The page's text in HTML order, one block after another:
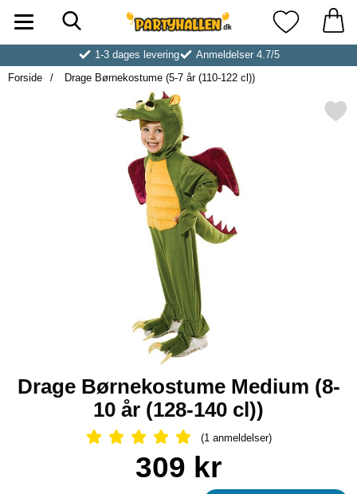
Startside for Partyhallen AB Mine
1-3 dages levering
Anmeldelser 4.7/5
Forside
Drage Børnekostume (5-7 år (110-122 cl))
Markér drage Børnekostume (5-7
Drage Børnekostume Medium (8-
10 år (128-140 cl))
Anmeldelser: 5 Stjerne, Spring til
(1 anmeldelser)
Køb dette produkt Drage Børnekostume Medium
pris
309 kr